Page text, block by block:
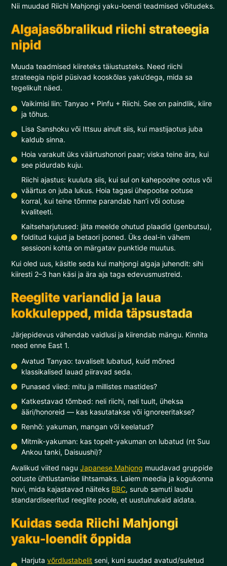
Nii muudad Riichi Mahjongi yaku-loendi teadmised võitudeks.
Algajasõbralikud riichi strateegia
nipid
Muuda teadmised kiireteks täiustusteks. Need riichi
strateegia nipid püsivad kooskõlas yaku’dega, mida sa
tegelikult näed.
Vaikimisi liin: Tanyao + Pinfu + Riichi. See on paindlik, kiire
ja tõhus.
Lisa Sanshoku või Ittsuu ainult siis, kui mastijaotus juba
kaldub sinna.
Hoia varakult üks väärtushonori paar; viska teine ära, kui
see pidurdab kuju.
Riichi ajastus: kuuluta siis, kui sul on kahepoolne ootus või
väärtus on juba lukus. Hoia tagasi ühepoolse ootuse
korral, kui teine tõmme parandab han’i või ootuse
kvaliteeti.
Kaitseharjutused: jäta meelde ohutud plaadid (genbutsu),
folditud kujud ja betaori jooned. Üks deal-in vähem
sessiooni kohta on märgatav punktide muutus.
Kui oled uus, käsitle seda kui mahjongi algaja juhendit: sihi
kiiresti 2–3 han käsi ja ära aja taga edevusmustreid.
Reeglite variandid ja laua
kokkulepped, mida täpsustada
Järjepidevus vähendab vaidlusi ja kiirendab mängu. Kinnita
need enne East 1.
Avatud Tanyao: tavaliselt lubatud, kuid mõned
klassikalised lauad piiravad seda.
Punased viied: mitu ja millistes mastides?
Katkestavad tõmbed: neli riichi, neli tuult, üheksa
ääri/honoreid — kas kasutatakse või ignoreeritakse?
Renhō: yakuman, mangan või keelatud?
Mitmik-yakuman: kas topelt-yakuman on lubatud (nt Suu
Ankou tanki, Daisuushi)?
Avalikud viited naguJapanese Mahjong muudavad gruppide
ootuste ühtlustamise lihtsamaks. Laiem meedia ja kogukonna
huvi, mida kajastavad näiteks BBC, surub samuti laudu
standardiseeritud reeglite poole, et uustulnukaid aidata.
Kuidas seda Riichi Mahjongi
yaku-loendit õppida
Harjutavõrdlustabelit seni, kuni suudad avatud/suletud